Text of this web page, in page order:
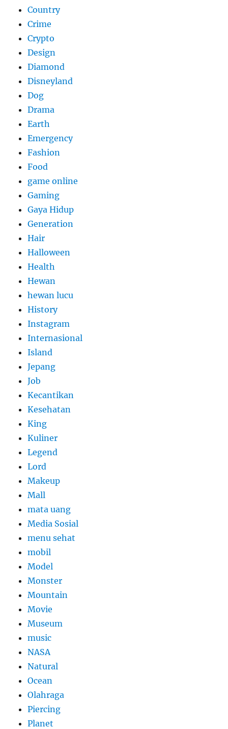
Country
Crime
Crypto
Design
Diamond
Disneyland
Dog
Drama
Earth
Emergency
Fashion
Food
game online
Gaming
Gaya Hidup
Generation
Hair
Halloween
Health
Hewan
hewan lucu
History
Instagram
Internasional
Island
Jepang
Job
Kecantikan
Kesehatan
King
Kuliner
Legend
Lord
Makeup
Mall
mata uang
Media Sosial
menu sehat
mobil
Model
Monster
Mountain
Movie
Museum
music
NASA
Natural
Ocean
Olahraga
Piercing
Planet